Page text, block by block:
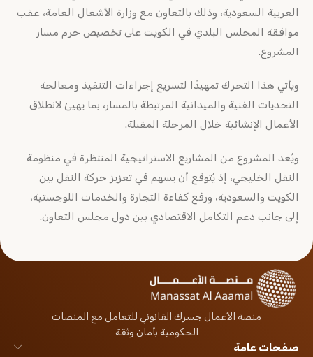
العربية السعودية، وذلك بالتعاون مع وزارة الأشغال العامة، عقب
موافقة المجلس البلدي في الكويت على تخصيص حرم مسار
المشروع.
ويأتي هذا التحرك تمهيدًا لتسريع إجراءات التنفيذ ومعالجة
التحديات الفنية والميدانية المرتبطة بالمسار، بما يهيئ لانطلاق
الأعمال الإنشائية خلال المرحلة المقبلة.
ويُعد المشروع من المشاريع الاستراتيجية المنتظرة في منظومة
النقل الخليجي، إذ يُتوقع أن يسهم في تعزيز حركة النقل بين
الكويت والسعودية، ورفع كفاءة التجارة والخدمات اللوجستية،
إلى جانب دعم التكامل الاقتصادي بين دول مجلس التعاون.
منصة الأعمال جسرك القانوني للتعامل مع المنصات
الحكومية بأمان وثقة
صفحات عامة